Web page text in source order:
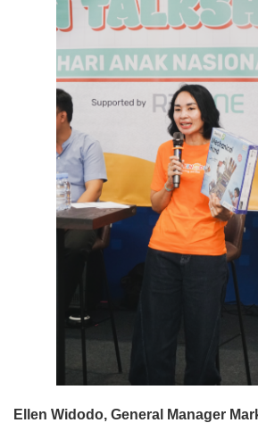
Ellen Widodo, General Manager